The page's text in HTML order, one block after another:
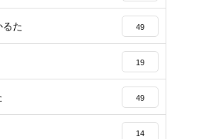
るた 49
19
49
14